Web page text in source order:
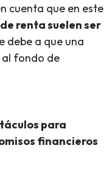
cuenta que en este
renta suelen ser
debe a que una
al fondo de
para
financieros